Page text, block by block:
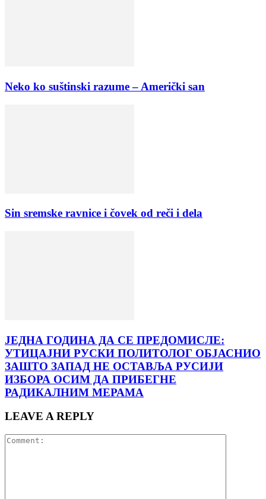
Neko ko suštinski razume – Američki san
Sin sremske ravnice i čovek od reči i dela
ЈЕДНА ГОДИНА ДА СЕ ПРЕДОМИСЛЕ:
УТИЦАЈНИ РУСКИ ПОЛИТОЛОГ ОБЈАСНИО
ЗАШТО ЗАПАД НЕ ОСТАВЉА РУСИЈИ
ИЗБОРА ОСИМ ДА ПРИБЕГНЕ
РАДИКАЛНИМ МЕРАМА
LEAVE A REPLY